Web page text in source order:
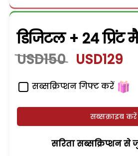
डिजिटल + 24 प्रिंट
USD150 USD129
सब्सक्रिप्शन गिफ्ट करें
सब्सक्राइब करें
सरिता सब्सक्रिप्शन से